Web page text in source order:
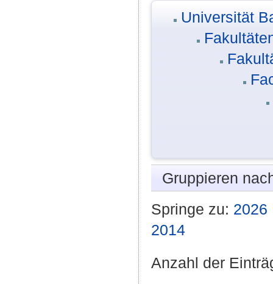
Universität
Gruppieren
Springe zu: 2026
2014
Anzahl der